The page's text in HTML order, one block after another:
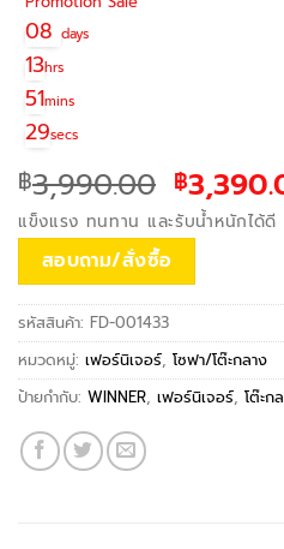
08 days
13hrs
51mins
29secs
฿3,990.00 Original
price
was:
฿
แข็งแรง ทนทาน และรับน้ำหนักได้ดี
สอบถาม/สั่งซื้อ
รหัสสินค้า: FD-001433
หมวดหมู่: เฟอร์นิเจอร์, โซฟา/โต๊ะกลาง
ป้ายกำกับ: WINNER, เฟอร์นิเจอร์, โต๊ะก